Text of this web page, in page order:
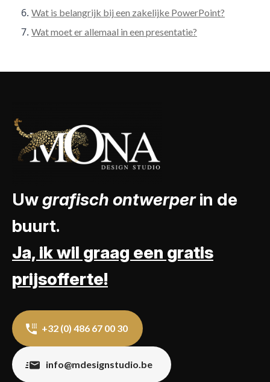
Wat is belangrijk bij een zakelijke PowerPoint?
Wat moet er allemaal in een presentatie?
Uwgrafisch ontwerperin de
buurt.
Ja, ik wil graag een gratis
prijsofferte!
+32 (0) 486 67 00 30
info@mdesignstudio.be